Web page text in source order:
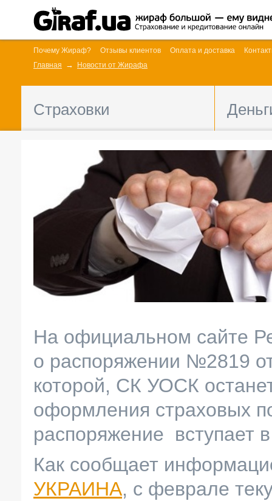
Почему Жираф? Отзывы клиентов Оплата и доставка
Главная
Новости от Жирафа
Страховки
На официальном сайте
о распоряжении №2819
которой, СК УОСК
оформления страховых
распоряжение вступает
Как сообщает
УКРАИНА, с феврале